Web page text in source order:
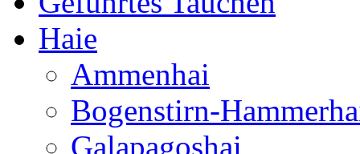
Haie
Ammenhai
Bogenstirn-
Galapagoshai